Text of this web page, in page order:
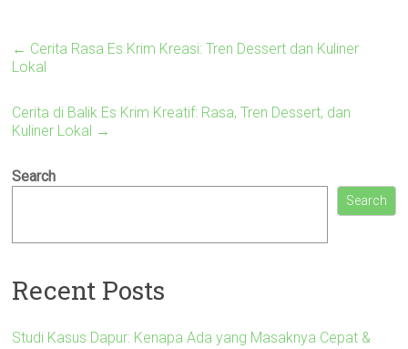
← Cerita Rasa Es Krim Kreasi: Tren Dessert dan Kuliner
Lokal
Cerita di Balik Es Krim Kreatif: Rasa, Tren Dessert, dan
Kuliner Lokal →
Search
Search
Recent Posts
Studi Kasus Dapur: Kenapa Ada yang Masaknya Cepat &